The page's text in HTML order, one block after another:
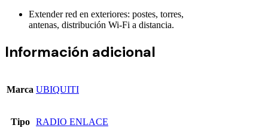
Extender red en exteriores: postes, torres,
antenas, distribución Wi-Fi a distancia.
Información adicional
Marca UBIQUITI
Tipo RADIO ENLACE